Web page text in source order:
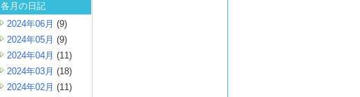
各月の日記
2024年06月 (9)
2024年05月 (9)
2024年04月 (11)
2024年03月 (18)
2024年02月 (11)